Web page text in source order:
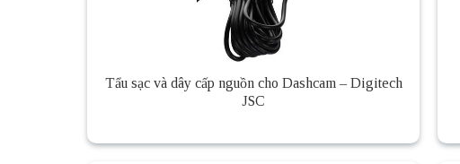
Tẩu sạc và dây cấp nguồn cho Dashcam – Digitech
JSC